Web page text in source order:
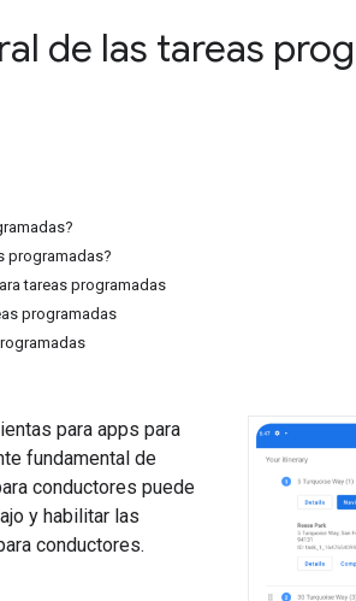
de las tareas
programadas?
tareas programadas
programadas
para apps para
fundamental de
conductores puede
y habilitar las
conductores.